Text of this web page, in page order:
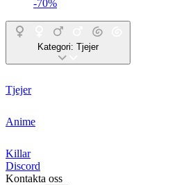
-70%
Kategori: Tjejer
Tjejer
Anime
Killar
Discord
Kontakta oss